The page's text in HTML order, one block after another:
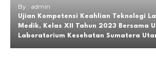
By : admin
Ujian Kompetensi Keahlian Teknologi
Medik, Kelas XII Tahun 2023 Bersama
Laboratorium Kesehatan Sumatera